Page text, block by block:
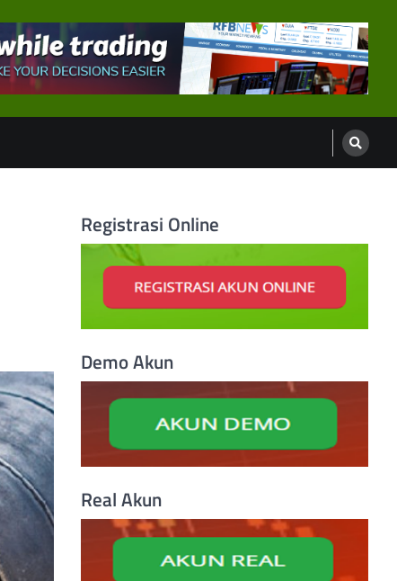
Registrasi Online
Demo Akun
Real Akun